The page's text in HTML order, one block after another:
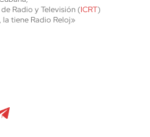
Radio y Televisión (ICRT)
la tiene Radio Reloj»